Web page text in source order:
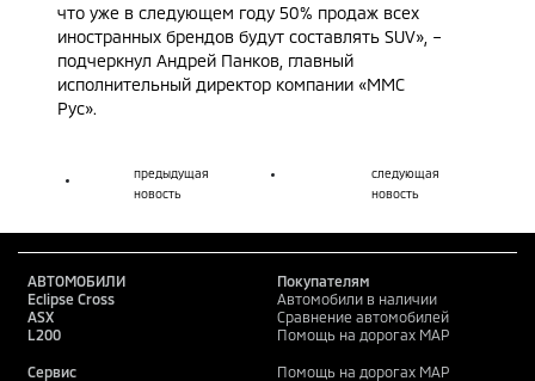
что уже в следующем году 50% продаж всех
иностранных брендов будут составлять SUV», –
подчеркнул Андрей Панков, главный
исполнительный директор компании «ММС
Рус».
предыдущая
новость
следующая
новость
АВТОМОБИЛИ
Eclipse Cross
ASX
L200
Покупателям
Автомобили в наличии
Сравнение автомобилей
Помощь на дорогах MAP
Сервис Помощь на дорогах MAP